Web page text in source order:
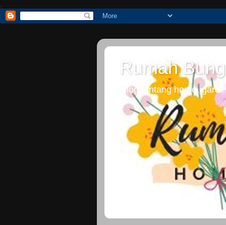
.
Rumah
Blog tentang home,